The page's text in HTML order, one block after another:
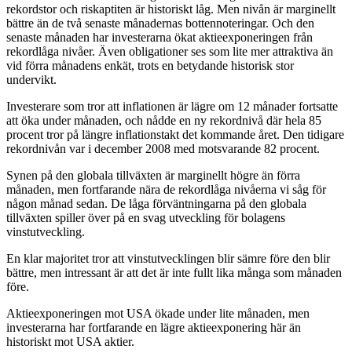
rekordstor och riskaptiten är historiskt låg. Men nivån är marginellt
bättre än de två senaste månadernas bottennoteringar. Och den
senaste månaden har investerarna ökat aktieexponeringen från
rekordlåga nivåer. Även obligationer ses som lite mer attraktiva än
vid förra månadens enkät, trots en betydande historisk stor
undervikt.
Investerare som tror att inflationen är lägre om 12 månader fortsatte
att öka under månaden, och nådde en ny rekordnivå där hela 85
procent tror på längre inflationstakt det kommande året. Den tidigare
rekordnivån var i december 2008 med motsvarande 82 procent.
Synen på den globala tillväxten är marginellt högre än förra
månaden, men fortfarande nära de rekordlåga nivåerna vi såg för
någon månad sedan. De låga förväntningarna på den globala
tillväxten spiller över på en svag utveckling för bolagens
vinstutveckling.
En klar majoritet tror att vinstutvecklingen blir sämre före den blir
bättre, men intressant är att det är inte fullt lika många som månaden
före.
Aktieexponeringen mot USA ökade under lite månaden, men
investerarna har fortfarande en lägre aktieexponering här än
historiskt mot USA aktier.